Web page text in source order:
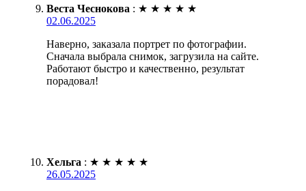
Веста Чеснокова : ★ ★ ★ ★ ★
02.06.2025
Наверно, заказала портрет по фотографии.
Сначала выбрала снимок, загрузила на сайте.
Работают быстро и качественно, результат
порадовал!
Хельга : ★ ★ ★ ★ ★
26.05.2025